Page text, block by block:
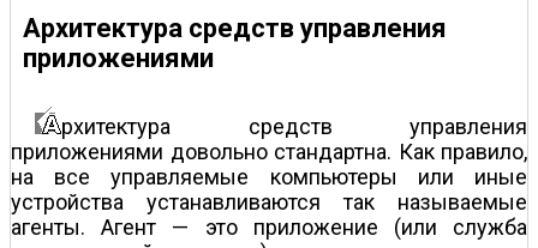
Архитектура средств управления
приложениями
рхитектура средств управления
приложениями довольно стандартна. Как правило,
на все управляемые компьютеры или иные
устройства устанавливаются так называемые
агенты. Агент — это приложение (или служба